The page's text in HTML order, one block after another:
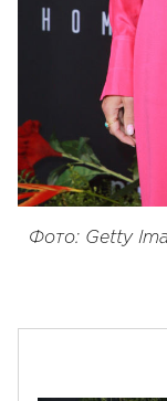
Фото: Getty